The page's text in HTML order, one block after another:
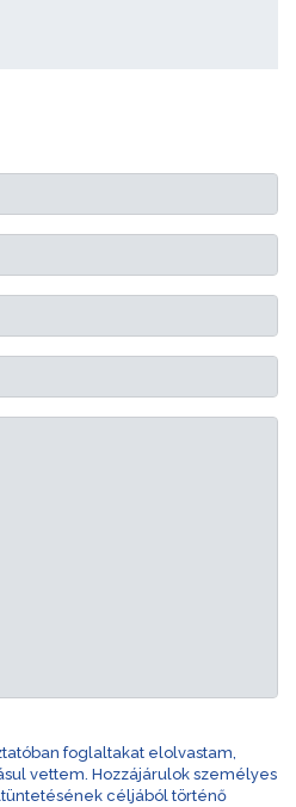
foglaltakat elolvastam,
vettem. Hozzájárulok személyes
céljából történő